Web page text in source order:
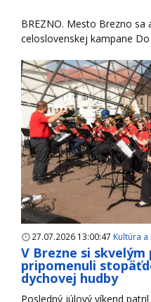
BREZNO. Mesto Brezno
celoslovenskej kampane
27.07.2026 13:00:47 Kultúra
V Brezne si
pripomenuli
dychovej hudby
Posledný júlový víkend